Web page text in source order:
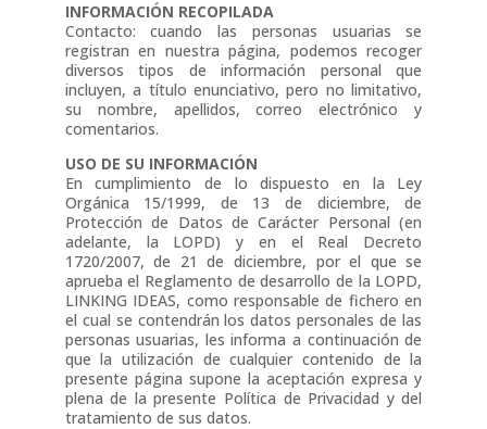
INFORMACIÓN RECOPILADA
Contacto: cuando las personas usuarias se
registran en nuestra página, podemos recoger
diversos tipos de información personal que
incluyen, a título enunciativo, pero no limitativo,
su nombre, apellidos, correo electrónico y
comentarios.
USO DE SU INFORMACIÓN
En cumplimiento de lo dispuesto en la Ley
Orgánica 15/1999, de 13 de diciembre, de
Protección de Datos de Carácter Personal (en
adelante, la LOPD) y en el Real Decreto
1720/2007, de 21 de diciembre, por el que se
aprueba el Reglamento de desarrollo de la LOPD,
LINKING IDEAS, como responsable de fichero en
el cual se contendrán los datos personales de las
personas usuarias, les informa a continuación de
que la utilización de cualquier contenido de la
presente página supone la aceptación expresa y
plena de la presente Política de Privacidad y del
tratamiento de sus datos.